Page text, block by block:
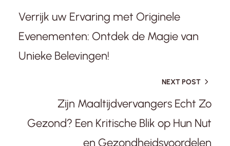
Verrijk uw Ervaring met Originele
Evenementen: Ontdek de Magie van
Unieke Belevingen!
NEXT POST
Zijn Maaltijdvervangers Echt Zo
Gezond? Een Kritische Blik op Hun Nut
en Gezondheidsvoordelen